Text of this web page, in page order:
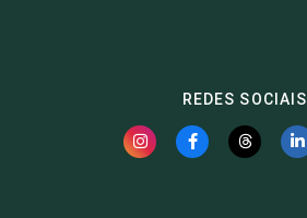
REDES SOCIAIS